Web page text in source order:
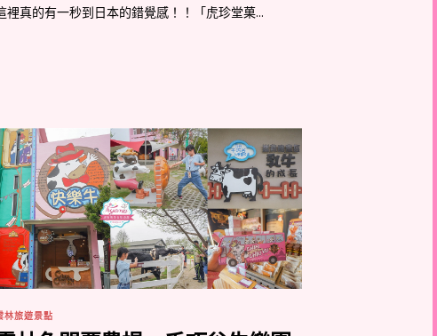
裡真的有一秒到日本的錯覺感！！「虎珍堂菓...
林旅遊景點